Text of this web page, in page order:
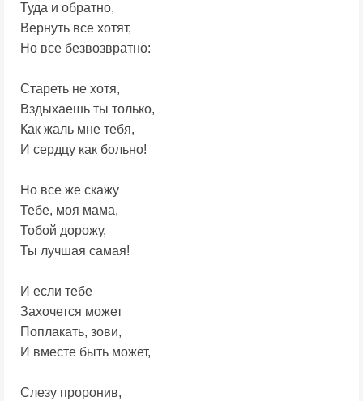
Туда и обратно,
Вернуть все хотят,
Но все безвозвратно:
Стареть не хотя,
Вздыхаешь ты только,
Как жаль мне тебя,
И сердцу как больно!
Но все же скажу
Тебе, моя мама,
Тобой дорожу,
Ты лучшая самая!
И если тебе
Захочется может
Поплакать, зови,
И вместе быть может,
Слезу проронив,